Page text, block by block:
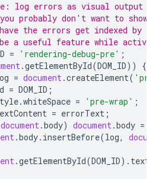
log errors as visual output
probably don't want to show
the errors get indexed by
useful feature while actively
= 'rendering-debug-pre' ;
.getElementById(DOM_ID))
{
= document.createElement(
= DOM_ID ;
.whiteSpace = 'pre-wrap' ;
= errorText ;
document.body) document.body =
.body. insertBefore(log,
.getElementById(DOM_ID).